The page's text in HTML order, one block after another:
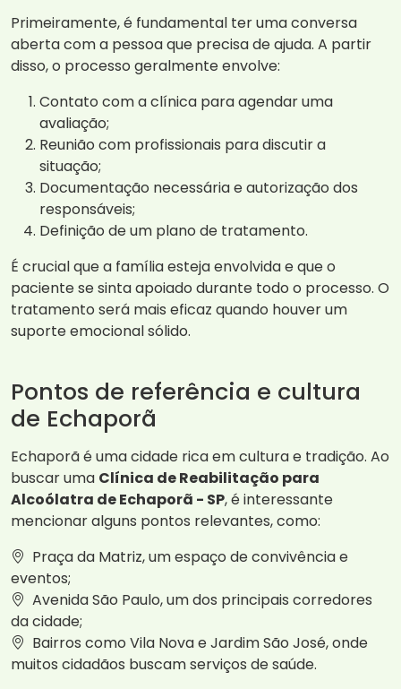
Primeiramente, é fundamental ter uma conversa
aberta com a pessoa que precisa de ajuda. A partir
disso, o processo geralmente envolve:
Contato com a clínica para agendar uma
avaliação;
Reunião com profissionais para discutir a
situação;
Documentação necessária e autorização dos
responsáveis;
Definição de um plano de tratamento.
É crucial que a família esteja envolvida e que o
paciente se sinta apoiado durante todo o processo. O
tratamento será mais eficaz quando houver um
suporte emocional sólido.
Pontos de referência e cultura
de Echaporã
Echaporã é uma cidade rica em cultura e tradição. Ao
buscar uma Clínica de Reabilitação para
Alcoólatra de Echaporã - SP, é interessante
mencionar alguns pontos relevantes, como:
Praça da Matriz, um espaço de convivência e
eventos;
Avenida São Paulo, um dos principais corredores
da cidade;
Bairros como Vila Nova e Jardim São José, onde
muitos cidadãos buscam serviços de saúde.